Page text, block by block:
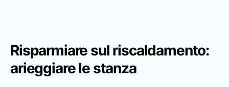
Risparmiare sul riscaldamento:
arieggiare le stanza